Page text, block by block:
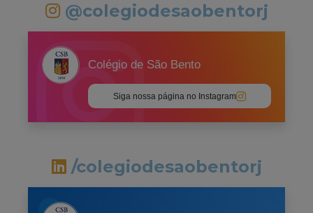
@colegiodesaobentorj
Colégio de São Bento
Siga nossa página no Instagram
/colegiodesaobentorj